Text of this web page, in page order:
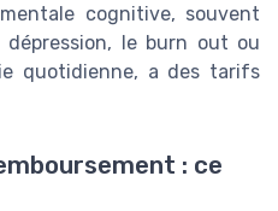
cognitive, souvent
dépression, le burn out ou
quotidienne, a des tarifs
: ce